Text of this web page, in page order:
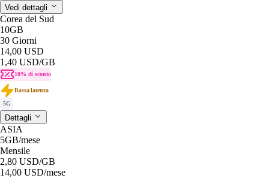
Vedi dettagli
Corea del Sud
10GB
30 Giorni
14,00 USD
1,40 USD/GB
10% di sconto
Bassa latenza
5G
Dettagli
ASIA
5GB/mese
Mensile
2,80 USD/GB
14,00 USD/mese